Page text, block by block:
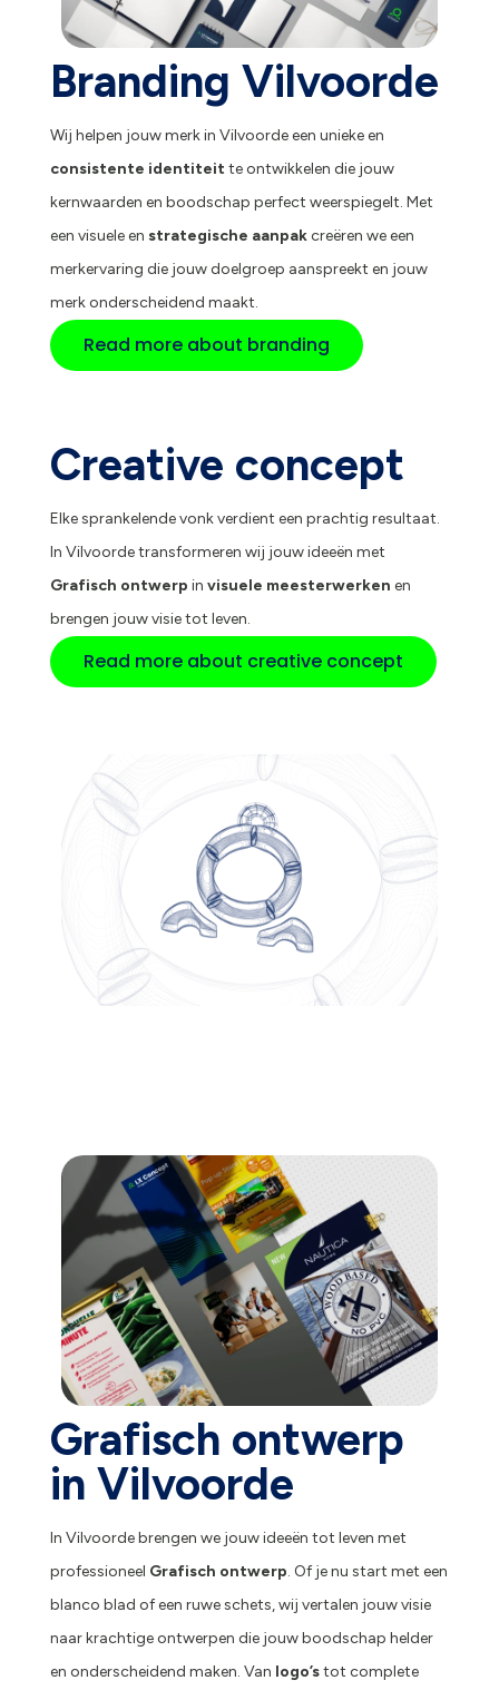
Branding Vilvoorde
Wij helpen jouw merk in Vilvoorde een unieke en
consistente identiteitte ontwikkelen die jouw
kernwaarden en boodschap perfect weerspiegelt. Met
een visuele en strategische aanpakcreëren we een
merkervaring die jouw doelgroep aanspreekt en jouw
merk onderscheidend maakt.
Read more about branding
Creative concept
Elke sprankelende vonk verdient een prachtig resultaat.
In Vilvoorde transformeren wij jouw ideeën met
Grafisch ontwerp in visuele meesterwerken en
brengen jouw visie tot leven.
Read more about creative concept
Grafisch ontwerp
in Vilvoorde
In Vilvoorde brengen we jouw ideeën tot leven met
professioneel Grafisch ontwerp. Of je nu start met een
blanco blad of een ruwe schets, wij vertalen jouw visie
naar krachtige ontwerpen die jouw boodschap helder
en onderscheidend maken. Van logo’stot complete